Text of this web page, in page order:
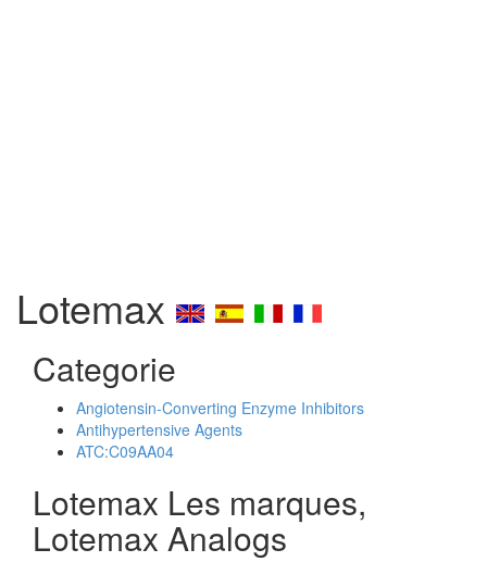
Lotemax
Categorie
Angiotensin-Converting Enzyme Inhibitors
Antihypertensive Agents
ATC:C09AA04
Lotemax Les marques,
Lotemax Analogs